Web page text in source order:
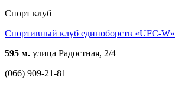
Спорт клуб
Спортивный клуб единоборств «UFC-W»
595 м. улица Радостная, 2/4
(066) 909-21-81